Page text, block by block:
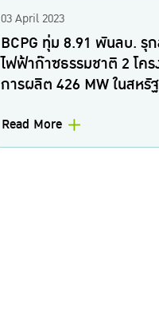
03 April 2023
BCPG ทุ่ม 8.91 พันลบ. รุก
ไฟฟ้าก๊าซธรรมชาติ 2 โค
การผลิต 426 MW ในสหรั
Read More